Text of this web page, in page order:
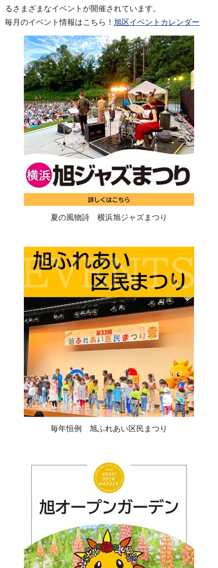
るさまざまなイベントが開催されています。
毎月のイベント情報はこちら！ 旭区イベントカレンダー
夏の風物詩 横浜旭ジャズまつり
毎年恒例 旭ふれあい区民まつり